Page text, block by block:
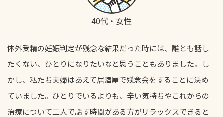
40代・女性
体外受精の妊娠判定が残念な結果だった時には、誰とも話し
たくない、ひとりになりたいなと思うこともありました。し
かし、私たち夫婦はあえて居酒屋で残念会をすることに決め
ていました。ひとりでいるよりも、辛い気持ちやこれからの
治療について二人で話す時間がある方がリラックスできると